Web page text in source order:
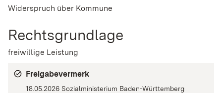
Widerspruch über Kommune
Rechtsgrundlage
freiwillige Leistung
Freigabevermerk
18.05.2026 Sozialministerium Baden-Württemberg